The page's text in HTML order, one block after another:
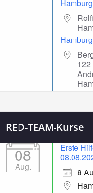
122
RED-TEAM-Kurse
08
Aug.
Erste
8